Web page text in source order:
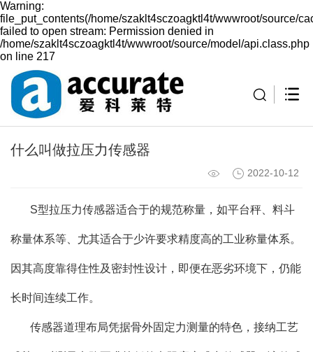
Warning:
file_put_contents(/home/szaklt4sczoagktl4t/wwwroot/source/
failed to open stream: Permission denied in
/home/szaklt4sczoagktl4t/wwwroot/source/model/api.class.php
on line 217
什么叫做拉压力传感器
2022-10-12
S型拉压力传感器适合于的规范称量，如平台秤、料斗
称量体系等、尤其适合于少许要求精度高的工业称量体系。
因其高度靠得住性及密封性设计，即便在恶劣环境下，仍能
长时间连续工作。
传感器道理布局凭据骨外固定力测量的特色，接纳工艺